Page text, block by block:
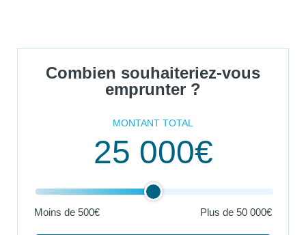
Combien souhaiteriez-vous
emprunter ?
MONTANT TOTAL
25 000€
Moins de 500€ Plus de 50 000€